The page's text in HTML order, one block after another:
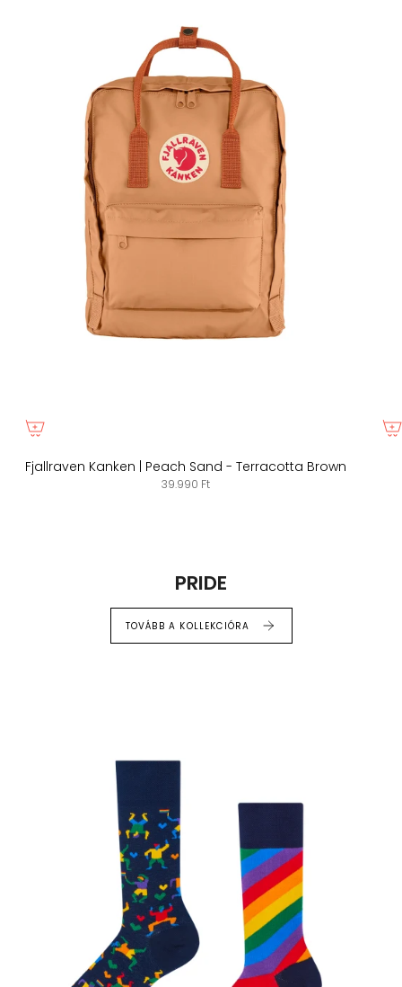
Fjallraven Kanken | Peach Sand - Terracotta Brown
39.990 Ft
PRIDE
TOVÁBB A KOLLEKCIÓRA